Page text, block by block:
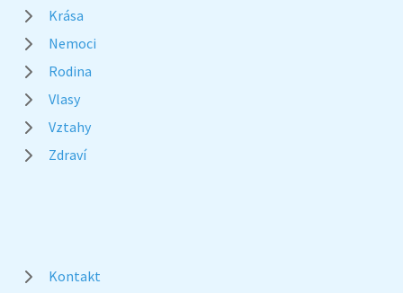
Krása
Nemoci
Rodina
Vlasy
Vztahy
Zdraví
Kontakt